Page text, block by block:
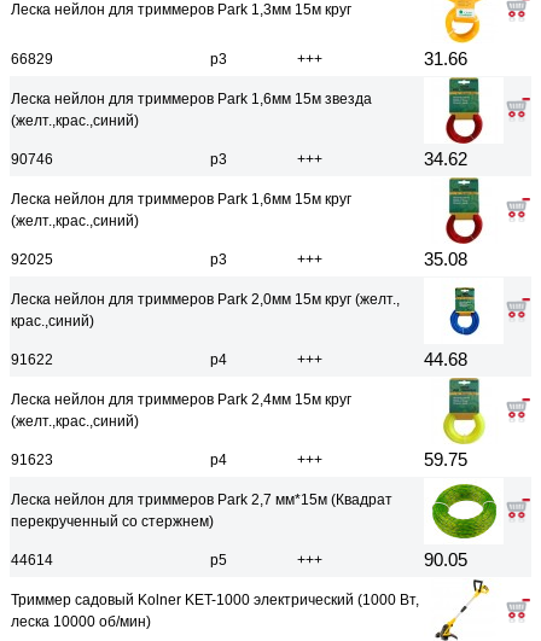
Леска нейлон для триммеров Park 1,3мм 15м круг
66829 р3 +++ 31.66
Леска нейлон для триммеров Park 1,6мм 15м звезда
(желт.,крас.,синий)
90746 р3 +++ 34.62
Леска нейлон для триммеров Park 1,6мм 15м круг
(желт.,крас.,синий)
92025 р3 +++ 35.08
Леска нейлон для триммеров Park 2,0мм 15м круг (желт.,
крас.,синий)
91622 р4 +++ 44.68
Леска нейлон для триммеров Park 2,4мм 15м круг
(желт.,крас.,синий)
91623 р4 +++ 59.75
Леска нейлон для триммеров Park 2,7 мм*15м (Квадрат
перекрученный со стержнем)
44614 р5 +++ 90.05
Триммер садовый Kolner KET-1000 электрический (1000 Вт,
леска 10000 об/мин)